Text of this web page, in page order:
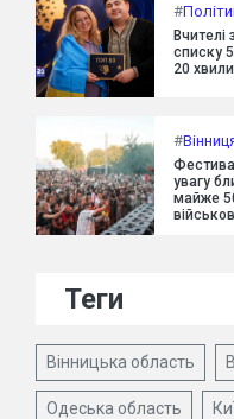
#
Вчителі
списку
20
#
увагу
майже
Теги
Вінницька область
Одеська область